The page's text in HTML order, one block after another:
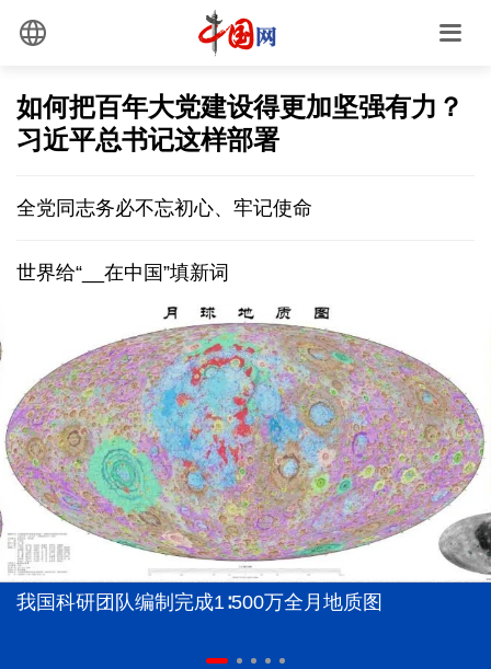
如何把百年大党建设得更加坚强有力？
习近平总书记这样部署
全党同志务必不忘初心、牢记使命
世界给“__在中国”填新词
我国科研团队编制完成1∶500万全月地质图